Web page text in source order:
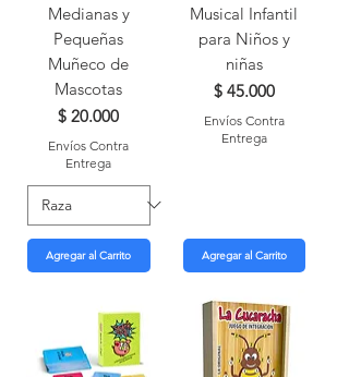
Medianas y
Pequeñas
Muñeco de
Mascotas
Precio
$ 20.000
Envíos Contra
Entrega
Agregar al Carrito
Musical Infantil
para Niños y
niñas
Precio
$ 45.000
Envíos Contra
Entrega
Agregar al Carrito